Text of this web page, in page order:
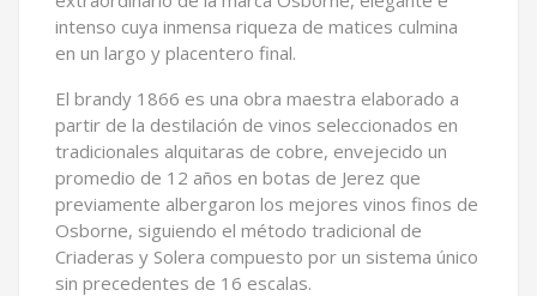
intenso cuya inmensa riqueza de matices culmina
en un largo y placentero final.
El brandy 1866 es una obra maestra elaborado a
partir de la destilación de vinos seleccionados en
tradicionales alquitaras de cobre, envejecido un
promedio de 12 años en botas de Jerez que
previamente albergaron los mejores vinos finos de
Osborne, siguiendo el método tradicional de
Criaderas y Solera compuesto por un sistema único
sin precedentes de 16 escalas.